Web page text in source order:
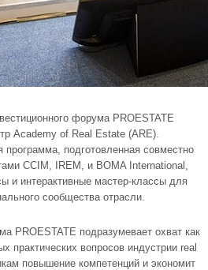
форума PROESTATE
Academy of Real Estate (ARE).
программа, подготовленная совместно
CCIM, IREM, и BOMA International,
и интерактивные мастер-классы для
сообщества отрасли.
PROESTATE подразумевает охват как
практических вопросов индустрии real
повышение компетенций и экономит